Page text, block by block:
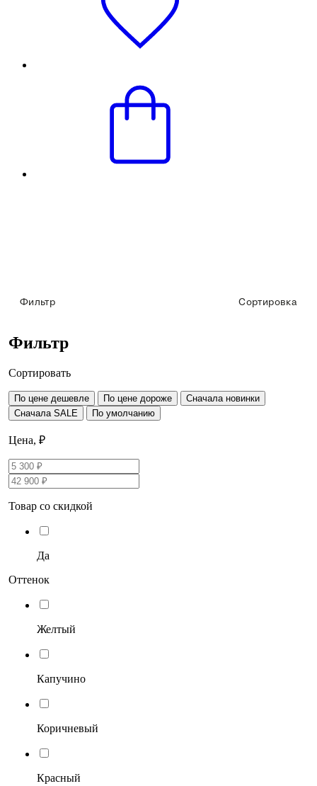
Фильтр Сортировка
Фильтр
Сортировать
По цене дешевле По цене дороже
Сначала новинки
Сначала SALE
По умолчанию
Цена, ₽
Товар со скидкой
Да
Оттенок
Желтый
Капучино
Коричневый
Красный